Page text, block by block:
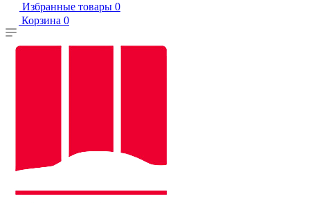
Избранные товары 0
Корзина 0